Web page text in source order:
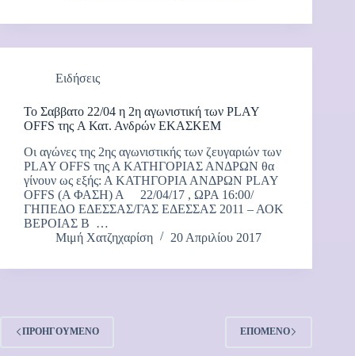
Ειδήσεις
Το Σαββατο 22/04 η 2η αγωνιστική των PLAY
OFFS της A Κατ. Ανδρών ΕΚΑΣΚΕΜ
Οι αγώνες της 2ης αγωνιστικής των ζευγαριών των
PLAY OFFS της Α ΚΑΤΗΓΟΡΙΑΣ ΑΝΔΡΩΝ θα
γίνουν ως εξής: Α ΚΑΤΗΓΟΡΙΑ ΑΝΔΡΩΝ PLAY
OFFS (Α ΦΑΣΗ) A 22/04/17 , ΩΡΑ 16:00/
ΓΗΠΕΔΟ ΕΔΕΣΣΑΣ/ΓΑΣ ΕΔΕΣΣΑΣ 2011 – ΑΟΚ
ΒΕΡΟΙΑΣ B …
Μιμή Χατζηχαρίση
20 Απριλίου 2017
ΠΡΟΗΓΟΎΜΕΝΟ ΕΠΌΜΕΝΟ